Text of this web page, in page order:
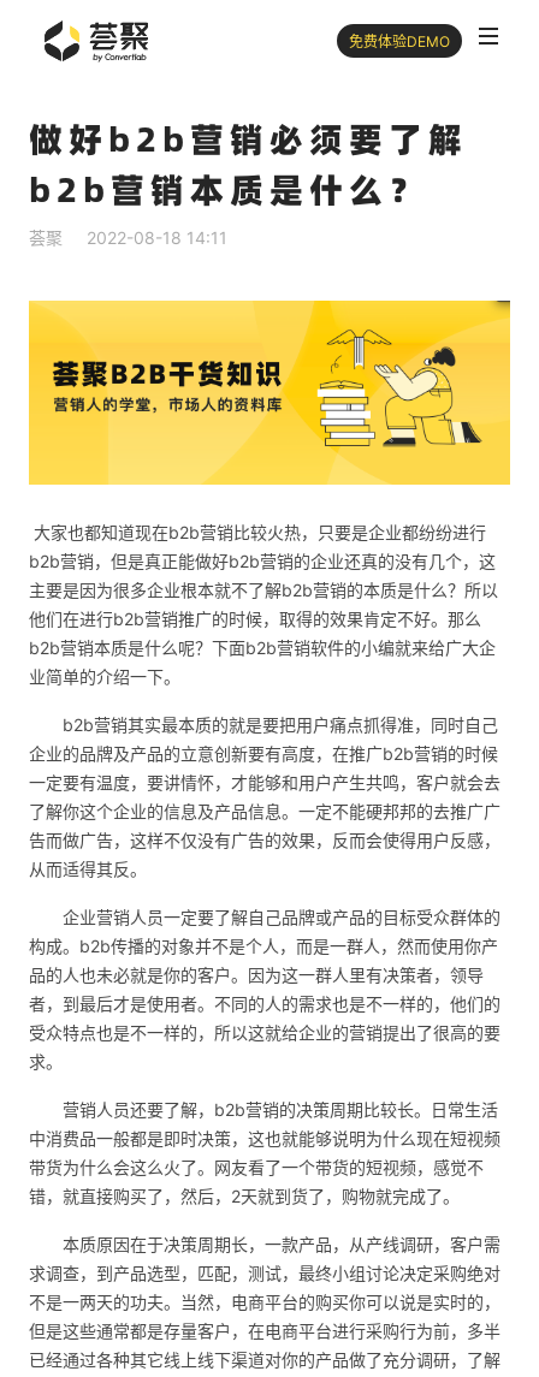
免费体验DEMO
做好b2b营销必须要了解
b2b营销本质是什么？
荟聚 2022-08-18 14:11
​ 大家也都知道现在b2b营销比较火热，只要是企业都纷纷进行
b2b营销，但是真正能做好b2b营销的企业还真的没有几个，这
主要是因为很多企业根本就不了解b2b营销的本质是什么？所以
他们在进行b2b营销推广的时候，取得的效果肯定不好。那么
b2b营销本质是什么呢？下面b2b营销软件的小编就来给广大企
业简单的介绍一下。
b2b营销其实最本质的就是要把用户痛点抓得准，同时自己
企业的品牌及产品的立意创新要有高度，在推广b2b营销的时候
一定要有温度，要讲情怀，才能够和用户产生共鸣，客户就会去
了解你这个企业的信息及产品信息。一定不能硬邦邦的去推广广
告而做广告，这样不仅没有广告的效果，反而会使得用户反感，
从而适得其反。
企业营销人员一定要了解自己品牌或产品的目标受众群体的
构成。b2b传播的对象并不是个人，而是一群人，然而使用你产
品的人也未必就是你的客户。因为这一群人里有决策者，领导
者，到最后才是使用者。不同的人的需求也是不一样的，他们的
受众特点也是不一样的，所以这就给企业的营销提出了很高的要
求。
营销人员还要了解，b2b营销的决策周期比较长。日常生活
中消费品一般都是即时决策，这也就能够说明为什么现在短视频
带货为什么会这么火了。网友看了一个带货的短视频，感觉不
错，就直接购买了，然后，2天就到货了，购物就完成了。
本质原因在于决策周期长，一款产品，从产线调研，客户需
求调查，到产品选型，匹配，测试，最终小组讨论决定采购绝对
不是一两天的功夫。当然，电商平台的购买你可以说是实时的，
但是这些通常都是存量客户，在电商平台进行采购行为前，多半
已经通过各种其它线上线下渠道对你的产品做了充分调研，了解